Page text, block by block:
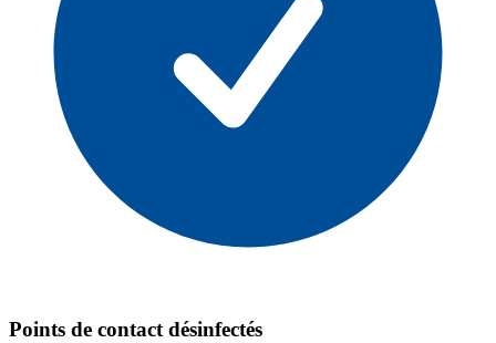
Points de contact désinfectés